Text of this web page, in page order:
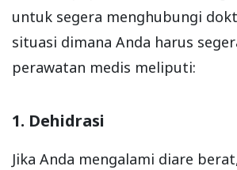
untuk segera menghubungi
situasi dimana Anda harus
perawatan medis meliputi:
1. Dehidrasi
Jika Anda mengalami diare